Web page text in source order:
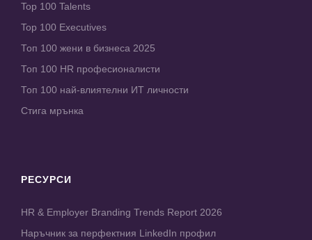
Top 100 Talents
Top 100 Executives
Топ 100 жени в бизнеса 2025
Топ 100 HR професионалисти
Топ 100 най-влиятелни ИТ личности
Стига мрънка
РЕСУРСИ
HR & Employer Branding Trends Report 2026
Наръчник за перфектния LinkedIn профил